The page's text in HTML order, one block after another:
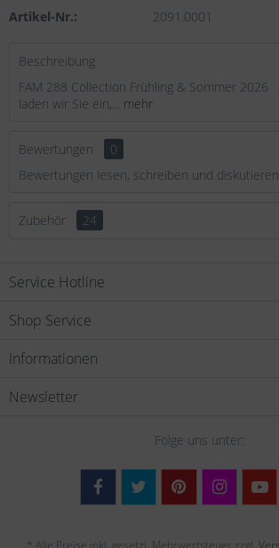
Artikel-Nr.: 2091.0001
Beschreibung
FAM 288 Collection Frühling & Sommer 2026
laden wir Sie ein,... mehr
Bewertungen
0
Bewertungen lesen, schreiben und
Zubehör 24
Service Hotline
Shop Service
Informationen
Newsletter
Folge uns unter:
* Alle Preise inkl. gesetzl. Mehrwertsteuer zzgl.